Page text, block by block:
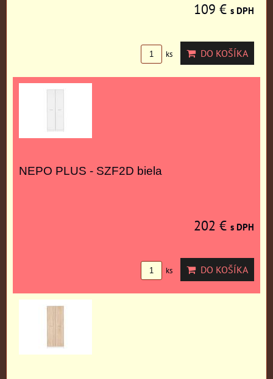
109 € s DPH
ks DO KOŠÍKA
NEPO PLUS - SZF2D biela
202 € s DPH
ks DO KOŠÍKA